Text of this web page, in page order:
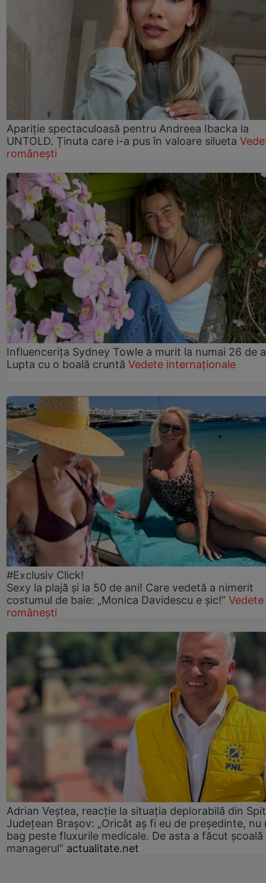
Apariție spectaculoasă pentru Andreea Ibacka la
UNTOLD. Ținuta care i-a pus în valoare silueta
românești
Influencerița Sydney Towle a murit la numai 26 de
Lupta cu o boală cruntă Vedete internaționale
#Exclusiv Click!
Sexy la plajă și la 50 de ani! Care vedetă a nimerit
costumul de baie: „Monica Davidescu e șic!” Vedete
românești
Adrian Veștea, reacție la situația deplorabilă din
Județean Brașov: „Oricât aș fi eu de președinte, nu
bag peste fluxurile medicale. De asta a făcut școală
managerul” actualitate.net